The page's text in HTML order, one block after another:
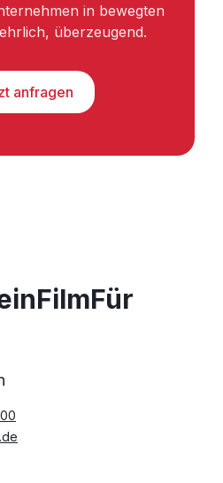
in bewegten
überzeugend.
anfragen